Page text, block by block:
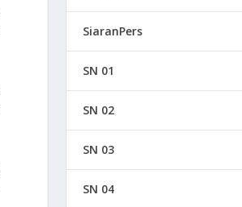
SiaranPers
SN 01
SN 02
SN 03
SN 04